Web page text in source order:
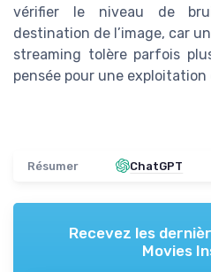
vérifier le niveau de
destination de l’image, car
streaming tolère parfois
pensée pour une
Résumer ChatGPT
Recevez les
Movies